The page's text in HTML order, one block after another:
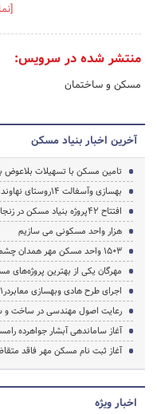
منتشر شده در سرویس:
مسکن و ساختمان
آخرین اخبار بنیاد مسکن
تامین مسکن با تسهیلات بلاعوض
بهسازی وآسفالت 14روستای نهاوند
افتتاح 42پروژه بنیاد مسکن در زنجان
هزار واحد مسکونی می سازیم
1503 واحد مسکن مهر همدان چشم‌انتظار متقاضی
مهرگان یکی از بهترین
اجرای طرح هادی وبهسازی معابردر11روستای شوشتر
رعایت اصول مهندسی در ساخت و
آغاز ساماندهی آبشار جواهرده
آغاز ثبت نام مسکن مهر فاقد متقاضی
اخبار ویژه